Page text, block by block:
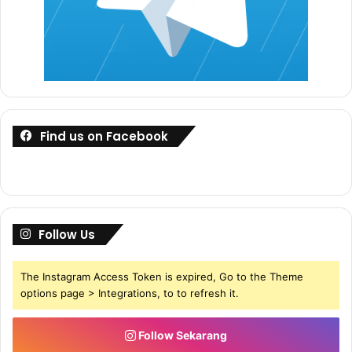
Tapi disebalik itu ada bahaya atau risiko yang perlu anda
ambil perhatian.. Dalam dunia siber yang meluas ini,
terdapat banyak penipu dan lelaki-lelaki gatal yang mahu
anda hanyalah untuk mencari jodoh.. Ianya sangat
menyedihkan jika berlaku pada anda!
berkenaan dengan lelaki nampak serius yang mahu
berkenalan dengan anda sebelum teruskan hubungan
lebih jauh.. Ini sebagai langkah keselamatan untuk anda..
“Jadi Kat Mana Tempat Yang TERBAIK Untuk Cari Jodoh Di
Berikut antara 5 platform terbaik untuk anda mencari calon
Find us on Facebook
Follow Us
The Instagram Access Token is expired, Go to the Theme
options page > Integrations, to to refresh it.
Follow Sekarang